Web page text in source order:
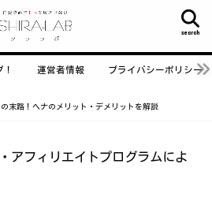
search
運営者情報 プライバシーポリシー
の末路！ヘナのメリット・デメリットを解説
アフィリエイトプログラムによ